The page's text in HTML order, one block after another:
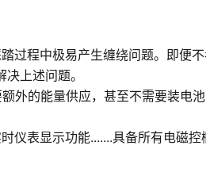
过程中极易产生缠绕问题。即便
上述问题。
外的能量供应，甚至不需要装电
仪表显示功能.......具备所有电磁控